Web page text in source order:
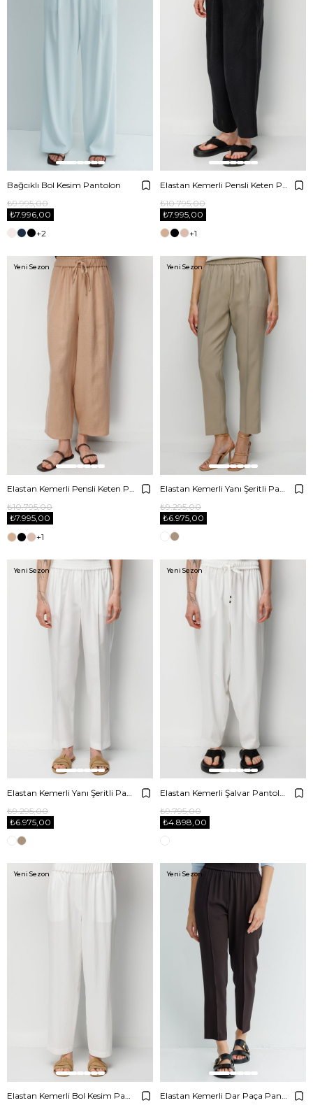
Bağcıklı Bol Kesim Pantolon
₺7.996,00
₺9.995,00
+2
₺7.995,00
₺10.795,00
+1
Elastan Kemerli Pensli Keten Pantolon
₺7.995,00
₺10.795,00
+1
Yeni Sezon
Elastan Kemerli Yanı Şeritli Pantolon
₺6.975,00
₺9.295,00
Yeni Sezon
₺6.975,00
₺9.295,00
Yeni Sezon
₺4.898,00
₺9.795,00
Yeni Sezon
Elastan Kemerli Bol Kesim Pantolon
Yeni Sezon
Elastan Kemerli Dar Paça Pantolon
Yeni Sezon